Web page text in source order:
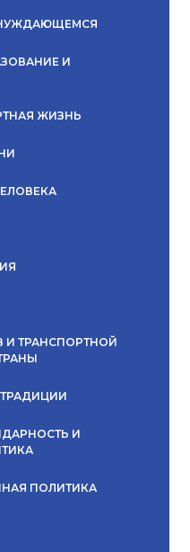
И
ЖИЗНЬ
И ТРАНСПОРТНОЙ
ТРАДИЦИИ
И
ПОЛИТИКА